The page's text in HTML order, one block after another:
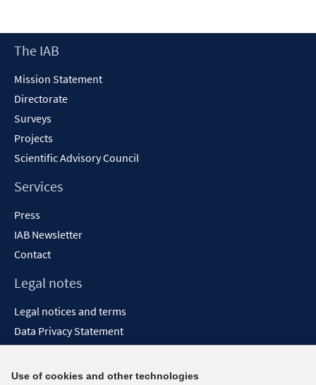
new
Footer
The IAB
Mission Statement
Directorate
Surveys
Projects
Scientific Advisory Council
Services
Press
IAB Newsletter
Contact
Legal notes
Legal notices and terms
Data Privacy Statement
Report Accessibility
Use of cookies and other technologies